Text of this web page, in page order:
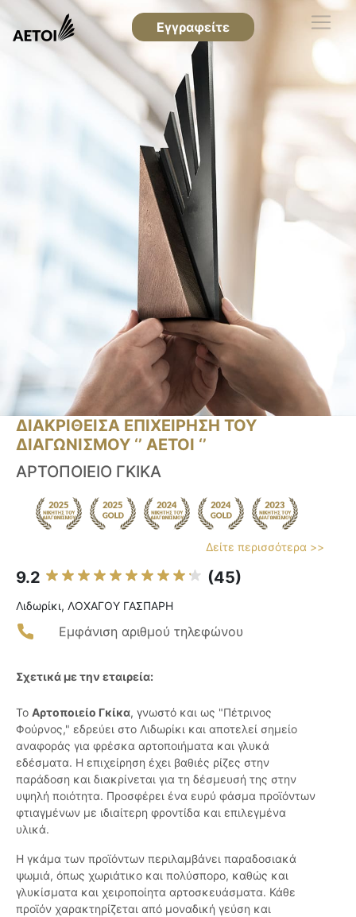
Εγγραφείτε
ΔΙΑΚΡΙΘΕΙΣΑ ΕΠΙΧΕΙΡΗΣΗ ΤΟΥ
ΔΙΑΓΩΝΙΣΜΟΥ ‘’ ΑΕΤΟΙ ‘’
ΑΡΤΟΠΟΙΕΙΟ ΓΚΙΚΑ
Δείτε περισσότερα >>
9.2 (45)
Λιδωρίκι, ΛΟΧΑΓΟΥ ΓΑΣΠΑΡΗ
Εμφάνιση αριθμού τηλεφώνου
Σχετικά με την εταιρεία:
Το Αρτοποιείο Γκίκα, γνωστό και ως "Πέτρινος
Φούρνος," εδρεύει στο Λιδωρίκι και αποτελεί σημείο
αναφοράς για φρέσκα αρτοποιήματα και γλυκά
εδέσματα. Η επιχείρηση έχει βαθιές ρίζες στην
παράδοση και διακρίνεται για τη δέσμευσή της στην
υψηλή ποιότητα. Προσφέρει ένα ευρύ φάσμα προϊόντων
φτιαγμένων με ιδιαίτερη φροντίδα και επιλεγμένα
υλικά.
Η γκάμα των προϊόντων περιλαμβάνει παραδοσιακά
ψωμιά, όπως χωριάτικο και πολύσπορο, καθώς και
γλυκίσματα και χειροποίητα αρτοσκευάσματα. Κάθε
προϊόν χαρακτηρίζεται από μοναδική γεύση και